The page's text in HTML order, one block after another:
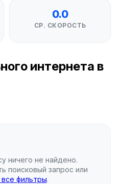
0.0
СР. СКОРОСТЬ
интернета в
ничего не найдено.
поисковый запрос или
фильтры.